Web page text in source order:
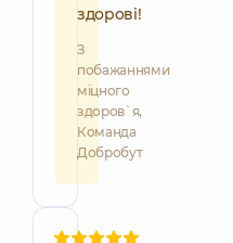
здорові!
З
побажаннями
міцного
здоров`я,
Команда
Добробут